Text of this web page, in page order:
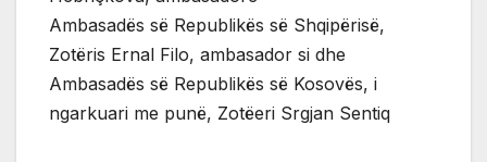
Ambasadës së Republikës së Shqipërisë,
Zotëris Ernal Filo, ambasador si dhe
Ambasadës së Republikës së Kosovës, i
ngarkuari me punë, Zotëeri Srgjan Sentiq